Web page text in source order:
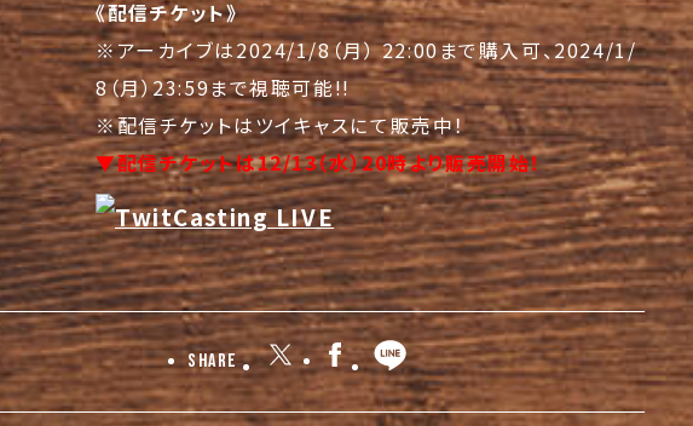
《配信チケット》
※アーカイブは2024/1/8（月） 22:00まで購入可、2024/1/
8（月）23:59まで視聴可能!!
※配信チケットはツイキャスにて販売中！
▼配信チケットは12/13（水）20時より販売開始！
Share